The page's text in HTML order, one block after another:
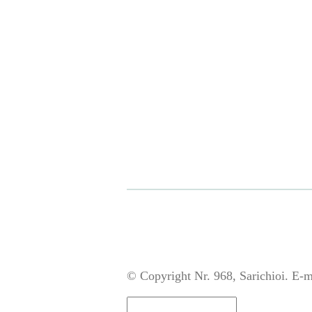
© Copyright Nr. 968, Sarichioi. E-